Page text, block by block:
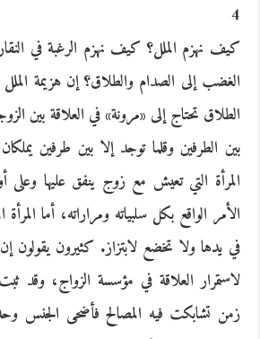
4
كيف نهزم الملل؟ كيف نهزم الرغبة في
الغضب إلى الصدام والطلاق؟ إن هزيمة الملل
الطلاق تحتاج إلى «مرونة» في العلاقة بين
بين الطرفين وقلما توجد إلا بين طرفين
المرأة التي تعيش مع زوج ينفق عليها وعلى
الأمر الواقع بكل سلبياته ومراراته، أما المرأة
في يدها ولا تخضع لابتزاز. كثيرون يقولون
لاستمرار العلاقة في مؤسسة الزواج، وقد
زمن تشابكت فيه المصالح فأضحى الجنس